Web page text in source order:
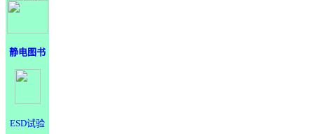
静电图书
ESD试验